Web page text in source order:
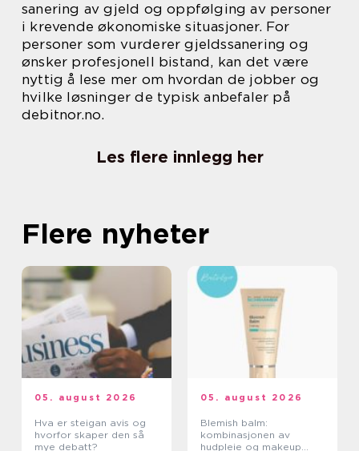
sanering av gjeld og oppfølging av personer
i krevende økonomiske situasjoner. For
personer som vurderer gjeldssanering og
ønsker profesjonell bistand, kan det være
nyttig å lese mer om hvordan de jobber og
hvilke løsninger de typisk anbefaler på
debitnor.no.
Les flere innlegg her
Flere nyheter
05. august 2026
Hva er steigan avis og
hvorfor skaper den så
mye debatt?
05. august 2026
Blemish balm:
kombinasjonen av
hudpleie og makeup